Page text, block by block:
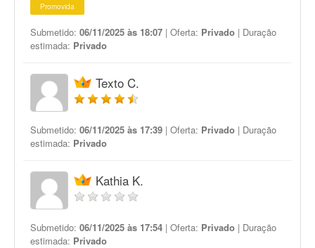
Promovida
Submetido: 06/11/2025 às 18:07 | Oferta: Privado | Duração
estimada: Privado
Texto C.
Submetido: 06/11/2025 às 17:39 | Oferta: Privado | Duração
estimada: Privado
Kathia K.
Submetido: 06/11/2025 às 17:54 | Oferta: Privado | Duração
estimada: Privado